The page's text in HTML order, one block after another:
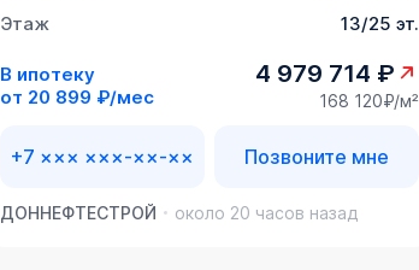
Этаж
13/25 эт.
В ипотеку
от 20 899 ₽/мес
4 979 714 ₽
168 120₽/м²
+7 ××× ×××-××-×× Позвоните мне
ДОННЕФТЕСТРОЙ около 20 часов назад